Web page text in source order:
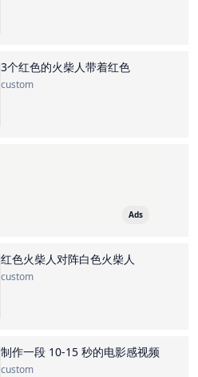
3个红色的火柴人带着红色
custom
Ads
红色火柴人对阵白色火柴人
custom
制作一段 10-15 秒的电影感视频
custom